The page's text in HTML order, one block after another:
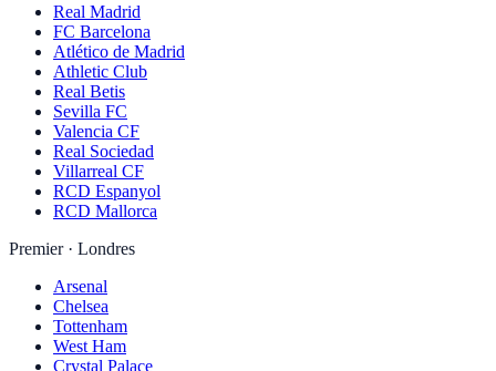
Real Madrid
FC Barcelona
Atlético de Madrid
Athletic Club
Real Betis
Sevilla FC
Valencia CF
Real Sociedad
Villarreal CF
RCD Espanyol
RCD Mallorca
Premier · Londres
Arsenal
Chelsea
Tottenham
West Ham
Crystal Palace